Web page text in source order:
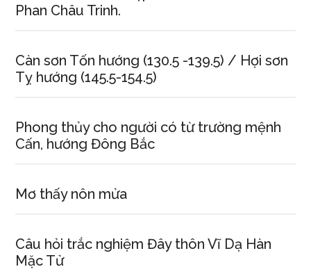
Phan Châu Trinh.
Càn sơn Tốn hướng (130.5 -139.5) / Hợi sơn
Tỵ hướng (145.5-154.5)
Phong thủy cho người có từ trường mệnh
Cấn, hướng Đông Bắc
Mơ thấy nôn mửa
Câu hỏi trắc nghiệm Đây thôn Vĩ Dạ Hàn
Mặc Tử